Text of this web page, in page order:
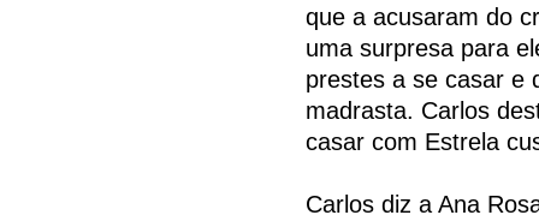
que a acusaram do
uma surpresa para
prestes a se casar e
madrasta. Carlos
casar com Estrela
Carlos diz a Ana